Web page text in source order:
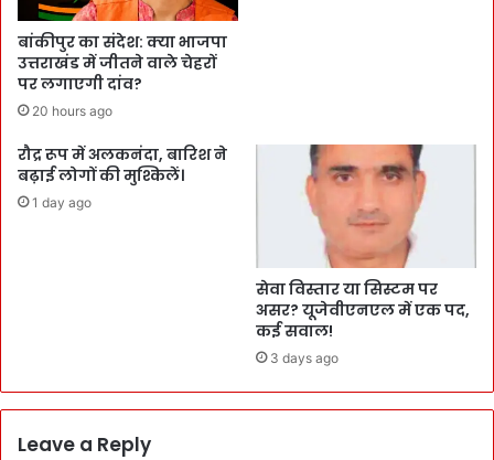
बांकीपुर का संदेश: क्या भाजपा
उत्तराखंड में जीतने वाले चेहरों
पर लगाएगी दांव?
20 hours ago
रौद्र रूप में अलकनंदा, बारिश ने
बढ़ाई लोगों की मुश्किलें।
1 day ago
सेवा विस्तार या सिस्टम पर
असर? यूजेवीएनएल में एक पद,
कई सवाल!
3 days ago
Leave a Reply